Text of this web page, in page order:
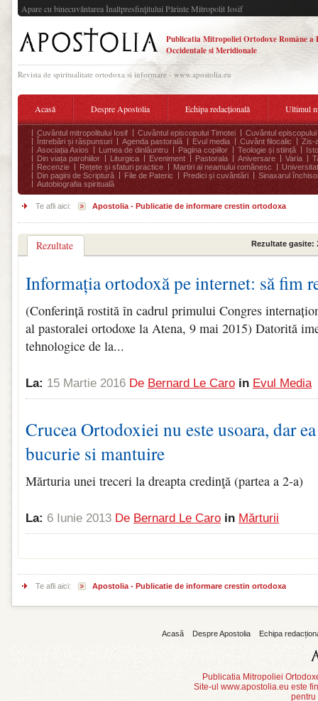
Apare cu binecuvântarea Înaltpresfinţitului Părinte Mitropolit Iosif
Publicatia Mitropoliei Ortodoxe Române a
Occidentale si Meridionale
Revista de spiritualitate ortodoxa si informare - www.apostolia.eu
Acasă Despre Apostolia Echipa redacțională Ultimul
Cuvântul mitropolitului Iosif Cuvântul episcopului Timotei
Cuvântul episcopului
Întrebări și răspunsuri
Agenda pastorală Evul media Cuvânt filocalic
Zis-
Asociația Axios
Lumea de dinlăuntru Pagina copiilor Teologie și stiință
Din viața parohiilor
Liturgica Eveniment Pastorala Aniversare Varia
Recenzie
Rețete și sfaturi practice Martiri ai neamului românesc
Din pagini de Scriptură
File de Pateric Predici și cuvântări
Sinaxarul
Autobiografia spirituală
Te afli aici: Apostolia - Publicatie de informare crestin ortodoxa
Rezultate Rezultate gasite:
Informația ortodoxă pe internet: să fim
(Conferință rostită în cadrul primului Congres
al pastoralei ortodoxe la Atena, 9 mai 2015) Datorită
tehnologice de la...
La: 15 Martie 2016 De Bernard Le Caro in Evul Media
Crucea Ortodoxiei nu este usoara, dar
bucurie si mantuire
Mărturia unei treceri la dreapta credinţă (partea a 2-a)
La: 6 Iunie 2013 De Bernard Le Caro in Mărturii
Te afli aici: Apostolia - Publicatie de informare crestin ortodoxa
Acasă Despre Apostolia Echipa
Publicatia Mitropoliei
Site-ul www.apostolia.eu este
pentru